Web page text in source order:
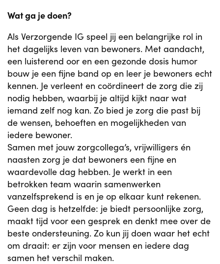
Wat ga je doen?
Als Verzorgende IG speel jij een belangrijke rol in
het dagelijks leven van bewoners. Met aandacht,
een luisterend oor en een gezonde dosis humor
bouw je een fijne band op en leer je bewoners echt
kennen. Je verleent en coördineert de zorg die zij
nodig hebben, waarbij je altijd kijkt naar wat
iemand zelf nog kan. Zo bied je zorg die past bij
de wensen, behoeften en mogelijkheden van
iedere bewoner.
Samen met jouw zorgcollega’s, vrijwilligers én
naasten zorg je dat bewoners een fijne en
waardevolle dag hebben. Je werkt in een
betrokken team waarin samenwerken
vanzelfsprekend is en je op elkaar kunt rekenen.
Geen dag is hetzelfde: je biedt persoonlijke zorg,
maakt tijd voor een gesprek en denkt mee over de
beste ondersteuning. Zo kun jij doen waar het echt
om draait: er zijn voor mensen en iedere dag
samen het verschil maken.